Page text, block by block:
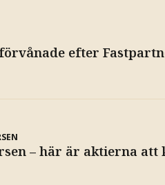
efter
– här är aktierna att